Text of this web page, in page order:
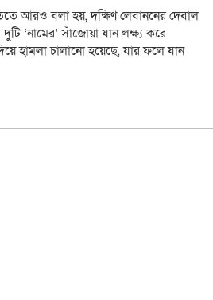
আরও বলা হয়, দক্ষিণ লেবাননের দেবাল
‘নামের’ সাঁজোয়া যান লক্ষ্য করে
হামলা চালানো হয়েছে, যার ফলে যান